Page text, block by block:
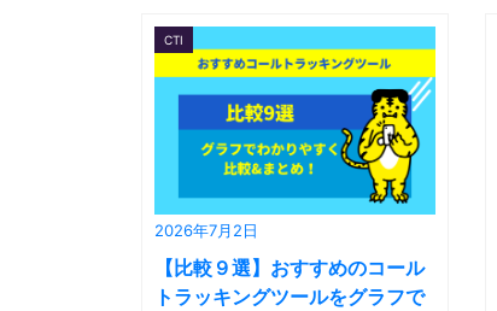
2026年7月2日
CTI
【比較９選】おすすめのコール
トラッキングツールをグラフで